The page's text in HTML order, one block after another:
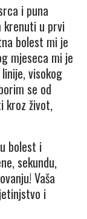
i puna
krenuti u prvi
bolest mi je
mjeseca mi je
visokog
se od
kroz život,
bolest i
sekundu,
Vaša
i